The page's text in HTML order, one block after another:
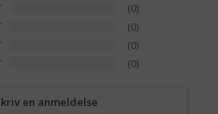
0
0
0
0
en anmeldelse